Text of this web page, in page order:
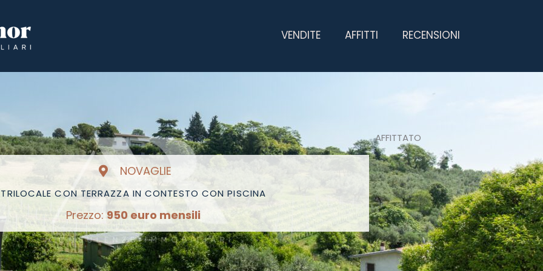
VENDITE AFFITTI RECENSIONI
NOVAGLIE
TRILOCALE CON TERRAZZA IN CONTESTO CON PISCINA
Prezzo: 950 euro mensili
AFFITTATO